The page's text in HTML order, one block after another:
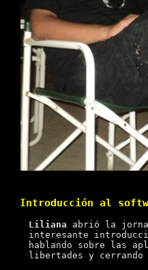
Introducción al
Liliana abrió la
interesante
hablando sobre las
libertades y